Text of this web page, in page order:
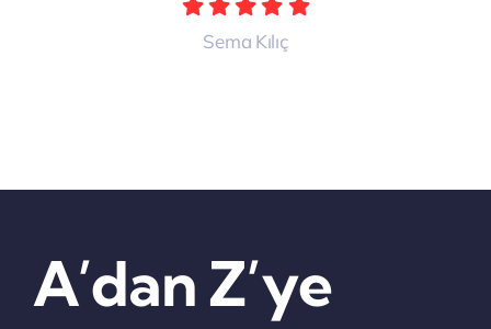
Sema Kılıç
A’dan Z’ye